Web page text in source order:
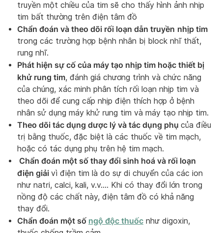
truyền một chiều của tim sẽ cho thấy hình ảnh nhịp
tim bất thường trên điện tâm đồ
Chẩn đoán và theo dõi rối loạn dẫn truyền nhịp tim
trong các trường hợp bệnh nhân bị block nhĩ thất,
rung nhĩ.
Phát hiện sự cố của máy tạo nhịp tim hoặc thiết bị
khử rung tim, đánh giá chương trình và chức năng
của chúng, xác minh phân tích rối loạn nhịp tim và
theo dõi để cung cấp nhịp điện thích hợp ở bệnh
nhân sử dụng máy khử rung tim và máy tạo nhịp tim.
Theo dõi tác dụng dược lý và tác dụng phụ của điều
trị bằng thuốc, đặc biệt là các thuốc về tim mạch,
hoặc có tác dụng phụ trên hệ tim mạch.
Chẩn đoán một số thay đổi sinh hoá và rối loạn
điện giải vì điện tim là do sự di chuyển của các ion
như natri, calci, kali, v.v…. Khi có thay đổi lớn trong
nồng độ các chất này, điện tâm đồ có khả năng
thay đổi.
Chẩn đoán một số ngộ độc thuốc như digoxin,